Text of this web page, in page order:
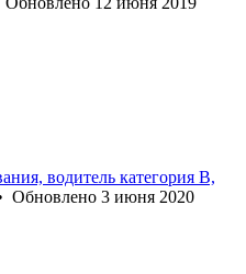
водитель категория В,
Обновлено 3 июня 2020